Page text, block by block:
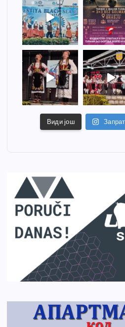
Види још